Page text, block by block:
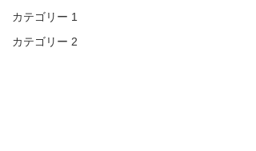
カテゴリー 1
カテゴリー 2